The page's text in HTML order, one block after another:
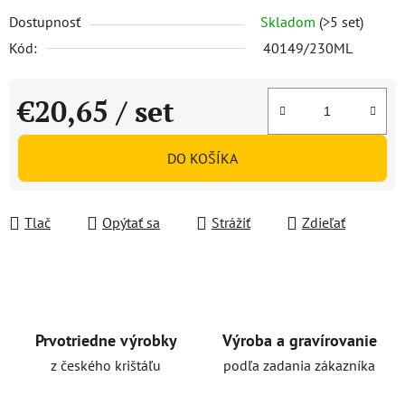
Dostupnosť Skladom (>5 set)
Kód:
40149/230ML
€20,65 / set
Jednotková cena:
DO KOŠÍKA
Tlač Opýtať sa Strážiť Zdieľať
Prvotriedne výrobky
z českého krištáľu
Výroba a gravírovanie
podľa zadania zákazníka